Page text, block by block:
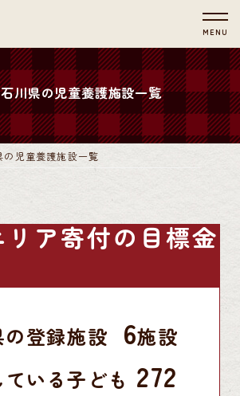
MENU
石川県の児童養護施設一覧
の児童養護施設一覧
ア寄付の目標金
登録施設 6施設
いる子ども 272